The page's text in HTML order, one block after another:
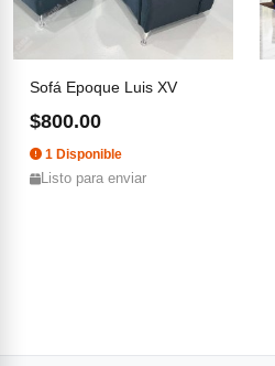
Sofá Epoque Luis XV
$800.00
1 Disponible
Listo para enviar